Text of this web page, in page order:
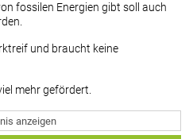
fossilen Energien gibt soll auch
und braucht keine
mehr gefördert.
anzeigen